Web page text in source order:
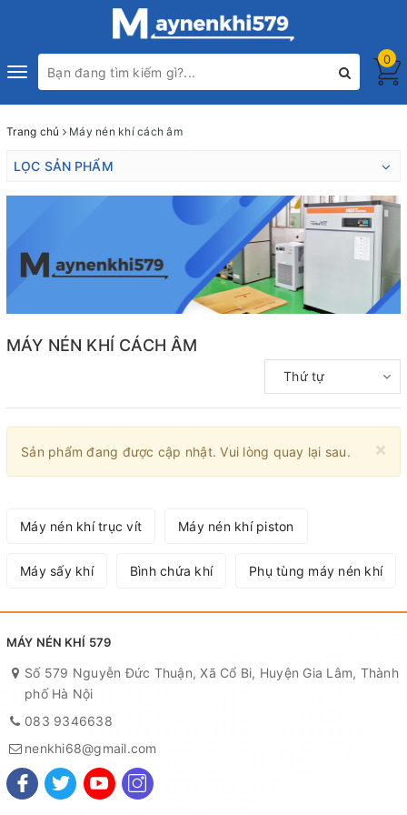
Toggle
0
Trang chủ Máy nén khí cách âm
LỌC SẢN PHẨM
MÁY NÉN KHÍ CÁCH ÂM
Thứ tự
×
Sản phẩm đang được cập nhật. Vui lòng quay lại sau.
Máy nén khí trục vít Máy nén khí piston
Máy sấy khí Bình chứa khí Phụ tùng máy nén khí
MÁY NÉN KHÍ 579
Số 579 Nguyễn Đức Thuận, Xã Cổ Bi, Huyện Gia Lâm, Thành
phố Hà Nội
083 9346638
nenkhi68@gmail.com